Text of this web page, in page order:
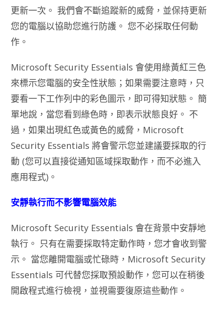
更新一次。 我們會不斷追蹤新的威脅，並保持更新
您的電腦以協助您進行防護。 您不必採取任何動
作。
Microsoft Security Essentials 會使用綠黃紅三色
來標示您電腦的安全性狀態；如果需要注意時，只
要看一下工作列中的彩色圖示，即可得知狀態。 簡
單地說，當您看到綠色時，即表示狀態良好。 不
過，如果出現紅色或黃色的威脅，Microsoft
Security Essentials 將會警示您並建議要採取的行
動 (您可以直接從通知區域採取動作，而不必進入
應用程式)。
安靜執行而不影響電腦效能
Microsoft Security Essentials 會在背景中安靜地
執行。 只有在需要採取特定動作時，您才會收到警
示。 當您離開電腦或忙碌時，Microsoft Security
Essentials 可代替您採取預設動作，您可以在稍後
開啟程式進行檢視，並視需要復原這些動作。